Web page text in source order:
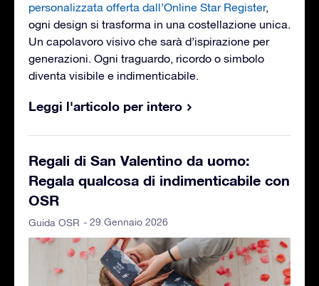
personalizzata offerta dall’Online Star Register,
ogni design si trasforma in una costellazione unica.
Un capolavoro visivo che sarà d’ispirazione per
generazioni. Ogni traguardo, ricordo o simbolo
diventa visibile e indimenticabile.
Leggi l'articolo per intero
Regali di San Valentino da uomo:
Regala qualcosa di indimenticabile con
OSR
Guida OSR - 29 Gennaio 2026